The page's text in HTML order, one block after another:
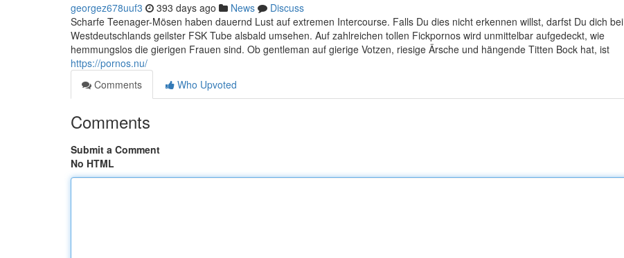
georgez678uuf3 393 days ago News
Discuss
Scharfe Teenager-Mösen haben dauernd Lust auf extremen Intercourse. Falls Du dies nicht erkennen willst, darfst Du dich bei
Westdeutschlands geilster FSK Tube alsbald umsehen. Auf zahlreichen tollen Fickpornos wird unmittelbar aufgedeckt, wie
hemmungslos die gierigen Frauen sind. Ob gentleman auf gierige Votzen, riesige Ärsche und hängende Titten Bock hat, ist
https://pornos.nu/
Comments
Who Upvoted
Comments
Submit a Comment
No HTML